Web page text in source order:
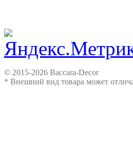
© 2015-2026 Baccara-Decor
* Внешний вид товара может